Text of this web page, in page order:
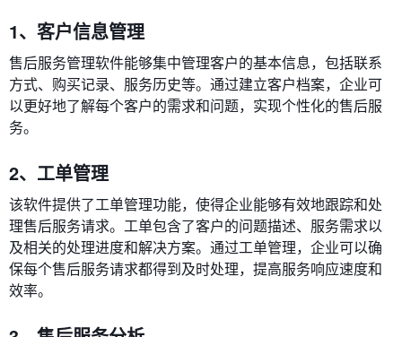
1、客户信息管理
售后服务管理软件能够集中管理客户的基本信息，包括联系
方式、购买记录、服务历史等。通过建立客户档案，企业可
以更好地了解每个客户的需求和问题，实现个性化的售后服
务。
2、工单管理
该软件提供了工单管理功能，使得企业能够有效地跟踪和处
理售后服务请求。工单包含了客户的问题描述、服务需求以
及相关的处理进度和解决方案。通过工单管理，企业可以确
保每个售后服务请求都得到及时处理，提高服务响应速度和
效率。